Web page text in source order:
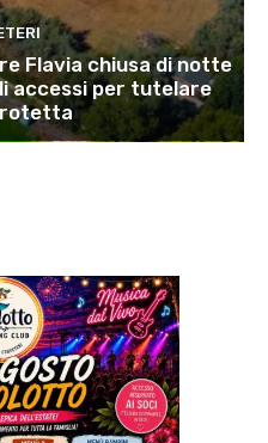
Flavia chiusa di notte
accessi per tutelare